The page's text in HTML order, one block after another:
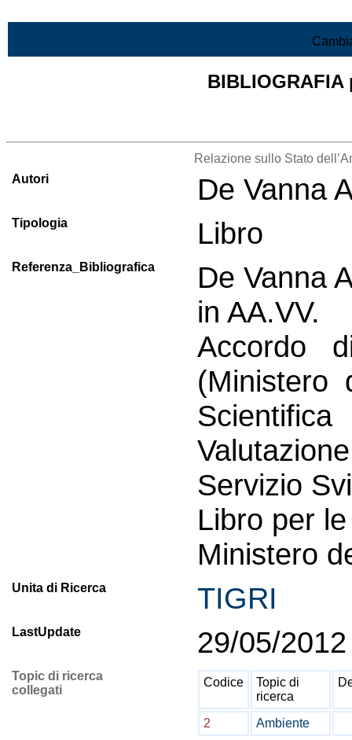
Relazione sullo Stato
Autori
De Vanna
Tipologia Libro
Referenza_Bibliografica
De Vanna
in AA.VV.
Accordo
(Ministero
Servizio
Libro per
Ministero
Unita di Ricerca TIGRI
LastUpdate 29/05/2012
Topic di ricerca
collegati
Codice
Topic di
ricerca
2 Ambiente